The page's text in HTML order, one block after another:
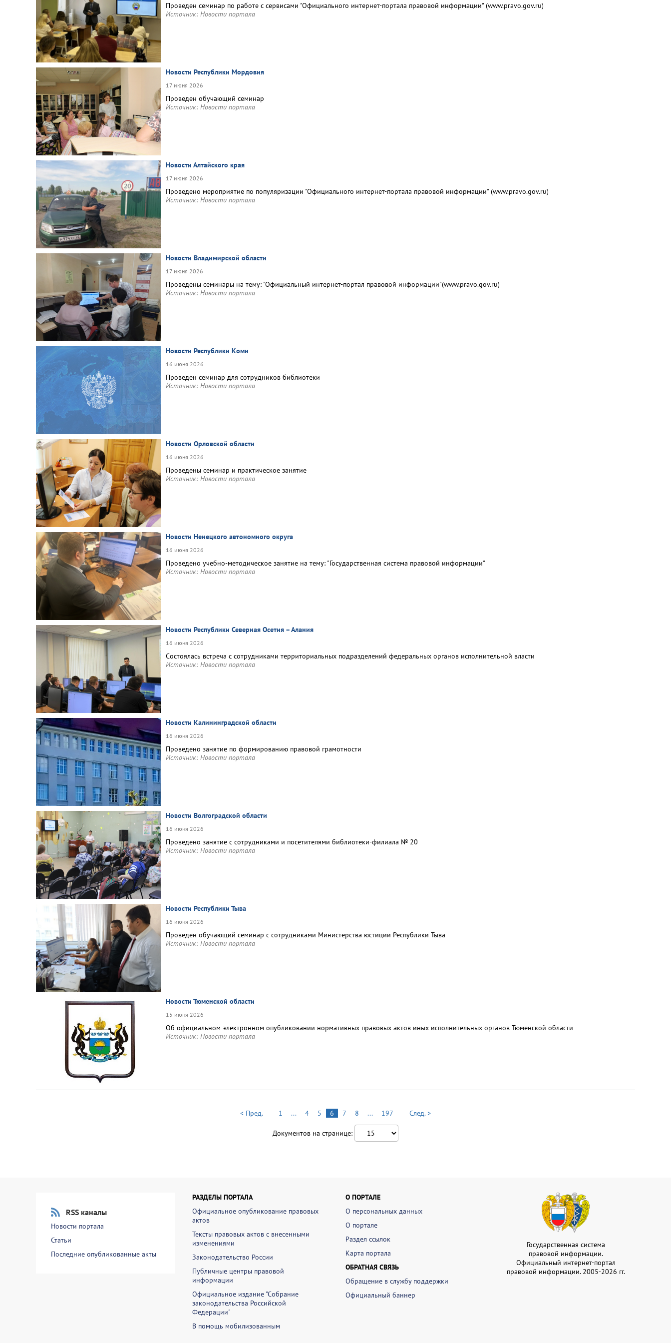
Проведен семинар по работе с сервисами "Официального интернет-портала правовой информации" (www.pravo.gov.ru)
Источник: Новости портала
Новости Республики Мордовия
17 июня 2026
Проведен обучающий семинар
Источник: Новости портала
Новости Алтайского края
17 июня 2026
Проведено мероприятие по популяризации "Официального интернет-портала правовой информации" (www.pravo.gov.ru)
Источник: Новости портала
Новости Владимирской области
17 июня 2026
Проведены семинары на тему: "Официальный интернет-портал правовой информации"(www.pravo.gov.ru)
Источник: Новости портала
Новости Республики Коми
16 июня 2026
Проведен семинар для сотрудников библиотеки
Источник: Новости портала
Новости Орловской области
16 июня 2026
Проведены семинар и практическое занятие
Источник: Новости портала
Новости Ненецкого автономного округа
16 июня 2026
Проведено учебно-методическое занятие на тему: "Государственная система правовой информации"
Источник: Новости портала
Новости Республики Северная Осетия – Алания
16 июня 2026
Состоялась встреча с сотрудниками территориальных подразделений федеральных органов исполнительной власти
Источник: Новости портала
Новости Калининградской области
16 июня 2026
Проведено занятие по формированию правовой грамотности
Источник: Новости портала
Новости Волгоградской области
16 июня 2026
Проведено занятие с сотрудниками и посетителями библиотеки-филиала № 20
Источник: Новости портала
Новости Республики Тыва
16 июня 2026
Проведен обучающий семинар с сотрудниками Министерства юстиции Республики Тыва
Источник: Новости портала
Новости Тюменской области
15 июня 2026
Об официальном электронном опубликовании нормативных правовых актов иных исполнительных органов Тюменской области
Источник: Новости портала
< Пред. 1 ... 4 5 6 7 8 ... 197 След. >
Документов на странице:
RSS каналы
Новости портала
Статьи
Последние опубликованные акты
РАЗДЕЛЫ ПОРТАЛА
Официальное опубликование правовых
актов
Тексты правовых актов с внесенными
изменениями
Законодательство России
Публичные центры правовой
информации
Официальное издание "Собрание
законодательства Российской
Федерации"
В помощь мобилизованным
О ПОРТАЛЕ
О персональных данных
О портале
Раздел ссылок
Карта портала
ОБРАТНАЯ СВЯЗЬ
Обращение в службу поддержки
Официальный баннер
Государственная система
правовой информации.
Официальный интернет-портал
правовой информации. 2005-2026 гг.